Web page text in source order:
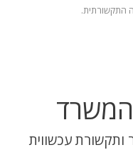
התקשורתית.
המשרד
ותקשורת עכשווית